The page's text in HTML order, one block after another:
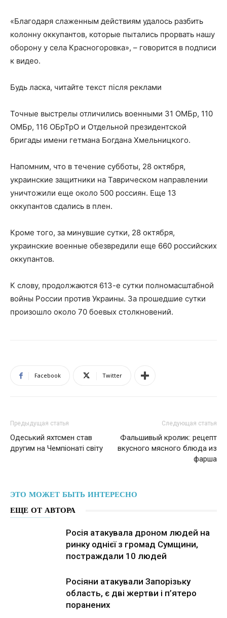
«Благодаря слаженным действиям удалось разбить
колонну оккупантов, которые пытались прорвать нашу
оборону у села Красногоровка», – говорится в подписи
к видео.
Будь ласка, читайте текст після реклами
Точные выстрелы отличились военными 31 ОМБр, 110
ОМБр, 116 ОБрТрО и Отдельной президентской
бригады имени гетмана Богдана Хмельницкого.
Напомним, что в течение субботы, 28 октября,
украинские защитники на Таврическом направлении
уничтожили еще около 500 россиян. Еще 13
оккупантов сдались в плен.
Кроме того, за минувшие сутки, 28 октября,
украинские военные обезвредили еще 660 российских
оккупантов.
К слову, продолжаются 613-е сутки полномасштабной
войны России против Украины. За прошедшие сутки
произошло около 70 боевых столкновений.
Facebook Twitter
Предыдущая статья
Одеський яхтсмен став
другим на Чемпіонаті світу
Следующая статья
Фальшивый кролик: рецепт
вкусного мясного блюда из
фарша
ЭТО МОЖЕТ БЫТЬ ИНТЕРЕСНО
ЕЩЕ ОТ АВТОРА
Росія атакувала дроном людей на
ринку однієї з громад Сумщини,
постраждали 10 людей
Росіяни атакували Запорізьку
область, є дві жертви і п’ятеро
поранених